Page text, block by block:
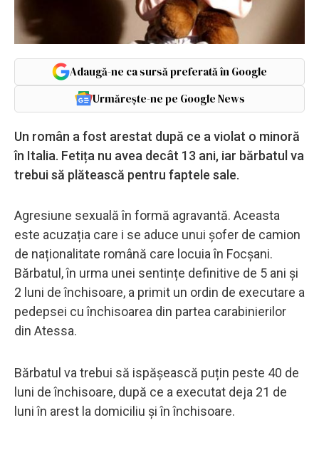
Adaugă-ne ca sursă preferată în Google
Urmărește-ne pe Google News
Un român a fost arestat după ce a violat o minoră
în Italia. Fetița nu avea decât 13 ani, iar bărbatul va
trebui să plătească pentru faptele sale.
Agresiune sexuală în formă agravantă. Aceasta
este acuzația care i se aduce unui șofer de camion
de naționalitate română care locuia în Focșani.
Bărbatul, în urma unei sentințe definitive de 5 ani și
2 luni de închisoare, a primit un ordin de executare a
pedepsei cu închisoarea din partea carabinierilor
din Atessa.
Bărbatul va trebui să ispășească puțin peste 40 de
luni de închisoare, după ce a executat deja 21 de
luni în arest la domiciliu și în închisoare.